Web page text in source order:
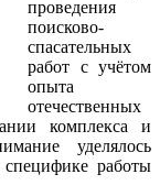
проведения
поисково-
спасательных
работ с учётом
опыта
отечественных
комплекса и
уделялось
работы